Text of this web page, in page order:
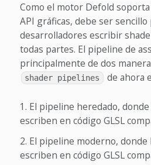
Como el motor Defold
API gráficas, debe ser sencillo
desarrolladores escribir
todas partes. El pipeline de
principalmente de dos
shader pipelines de ahora
El pipeline heredado,
escriben en código GLSL
El pipeline moderno, donde
escriben en código GLSL